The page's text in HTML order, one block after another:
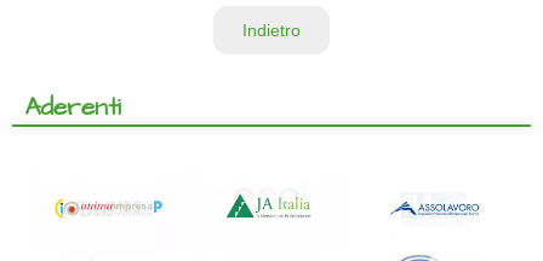
Indietro
Aderenti